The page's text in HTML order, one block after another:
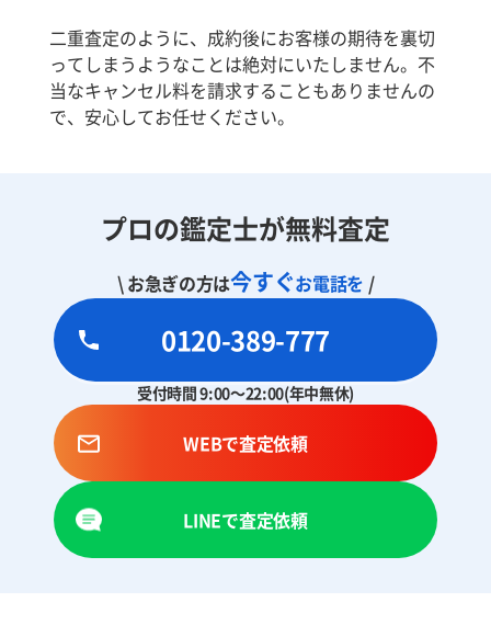
二重査定のように、成約後にお客様の期待を裏切
ってしまうようなことは絶対にいたしません。不
当なキャンセル料を請求することもありませんの
で、安心してお任せください。
プロの鑑定士が無料査定
\ お急ぎの方は今すぐお電話を /
0120-389-777
受付時間 9:00～22:00(年中無休)
WEBで査定依頼
LINEで査定依頼